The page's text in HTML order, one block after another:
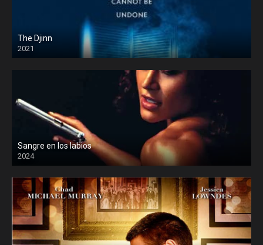
The Djinn
2021
Sangre en los labios
2024